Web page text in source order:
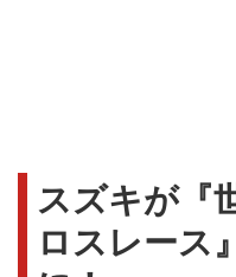
スズキが『
ロスレース